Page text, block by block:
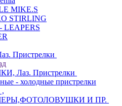
MIKE.S
STIRLING
LEAPERS
Пристрелки
Лаз. Пристрелки
- холодные пристрелки
И ПР.